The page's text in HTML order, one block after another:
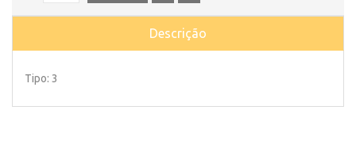
Descrição
Tipo: 3